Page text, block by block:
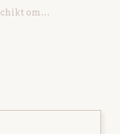
om…